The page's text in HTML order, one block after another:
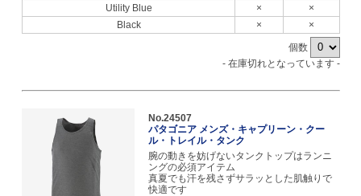
Utility Blue
×
×
Black
×
×
個数
- 在庫切れとなっています -
No.24507
パタゴニア メンズ・キャプリーン・クー
ル・トレイル・タンク
腕の動きを妨げないタンクトップはランニ
ングの必須アイテム
真夏でも汗を残さずサラッとした肌触りで
快適です